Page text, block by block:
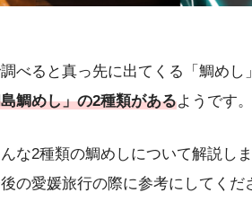
べると真っ先に出てくる「鯛めし
鯛めし」の2種類があるようです。
な2種類の鯛めしについて解説し
の愛媛旅行の際に参考にしてく